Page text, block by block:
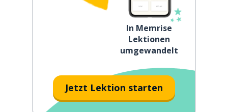
In Memrise
Lektionen
umgewandelt
Jetzt Lektion starten